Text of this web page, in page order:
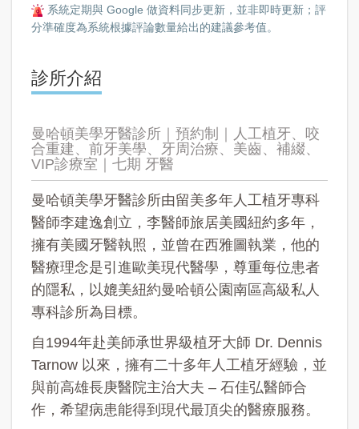
系統定期與 Google 做資料同步更新，並非即時更新；評
分準確度為系統根據評論數量給出的建議參考值。
診所介紹
曼哈頓美學牙醫診所｜預約制｜人工植牙、咬
合重建、前牙美學、牙周治療、美齒、補綴、
VIP診療室｜七期 牙醫
曼哈頓美學牙醫診所由留美多年人工植牙專科
醫師李建逸創立，李醫師旅居美國紐約多年，
擁有美國牙醫執照，並曾在西雅圖執業，他的
醫療理念是引進歐美現代醫學，尊重每位患者
的隱私，以媲美紐約曼哈頓公園南區高級私人
專科診所為目標。
自1994年赴美師承世界級植牙大師 Dr. Dennis
Tarnow 以來，擁有二十多年人工植牙經驗，並
與前高雄長庚醫院主治大夫 – 石佳弘醫師合
作，希望病患能得到現代最頂尖的醫療服務。